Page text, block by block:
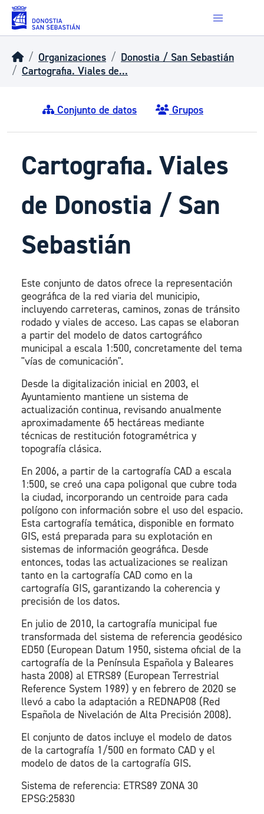
Skip to main content
Organizaciones
Donostia / San Sebastián
Cartografia. Viales de...
Conjunto de datos Grupos
Cartografia. Viales
de Donostia / San
Sebastián
Este conjunto de datos ofrece la representación
geográfica de la red viaria del municipio,
incluyendo carreteras, caminos, zonas de tránsito
rodado y viales de acceso. Las capas se elaboran
a partir del modelo de datos cartográfico
municipal a escala 1:500, concretamente del tema
"vías de comunicación".
Desde la digitalización inicial en 2003, el
Ayuntamiento mantiene un sistema de
actualización continua, revisando anualmente
aproximadamente 65 hectáreas mediante
técnicas de restitución fotogramétrica y
topografía clásica.
En 2006, a partir de la cartografía CAD a escala
1:500, se creó una capa poligonal que cubre toda
la ciudad, incorporando un centroide para cada
polígono con información sobre el uso del espacio.
Esta cartografía temática, disponible en formato
GIS, está preparada para su explotación en
sistemas de información geográfica. Desde
entonces, todas las actualizaciones se realizan
tanto en la cartografía CAD como en la
cartografía GIS, garantizando la coherencia y
precisión de los datos.
En julio de 2010, la cartografía municipal fue
transformada del sistema de referencia geodésico
ED50 (European Datum 1950, sistema oficial de la
cartografía de la Península Española y Baleares
hasta 2008) al ETRS89 (European Terrestrial
Reference System 1989) y en febrero de 2020 se
llevó a cabo la adaptación a REDNAP08 (Red
Española de Nivelación de Alta Precisión 2008).
El conjunto de datos incluye el modelo de datos
de la cartografía 1/500 en formato CAD y el
modelo de datos de la cartografía GIS.
Sistema de referencia: ETRS89 ZONA 30
EPSG:25830